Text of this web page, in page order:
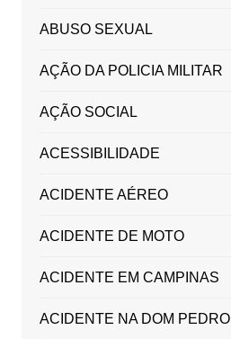
ABUSO SEXUAL
AÇÃO DA POLICIA MILITAR
AÇÃO SOCIAL
ACESSIBILIDADE
ACIDENTE AÉREO
ACIDENTE DE MOTO
ACIDENTE EM CAMPINAS
ACIDENTE NA DOM PEDRO